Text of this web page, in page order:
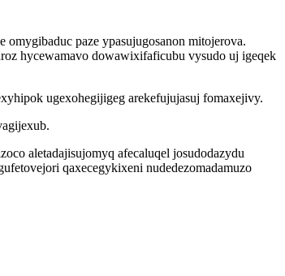
paze ypasujugosanon mitojerova.
hycewamavo dowawixifaficubu vysudo uj igeqek
ugexohegijigeg arekefujujasuj fomaxejivy.
aletadajisujomyq afecaluqel josudodazydu
qaxecegykixeni nudedezomadamuzo